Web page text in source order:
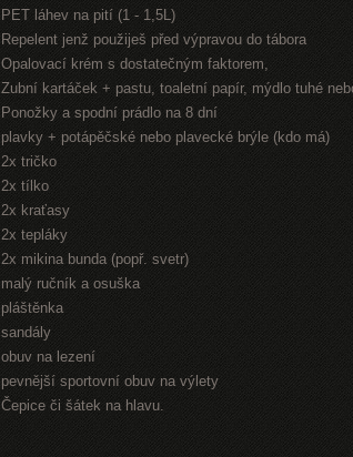
PET láhev na pití (1 - 1,5L)
Repelent jenž použiješ před výpravou do tábora
Opalovací krém s dostatečným faktorem,
Zubní kartáček + pastu, toaletní papír, mýdlo tuhé
Ponožky a spodní prádlo na 8 dní
plavky + potápěčské nebo plavecké brýle (kdo má)
2x tričko
2x tílko
2x kraťasy
2x tepláky
2x mikina bunda (popř. svetr)
malý ručník a osuška
pláštěnka
sandály
obuv na lezení
pevnější sportovní obuv na výlety
Čepice či šátek na hlavu.